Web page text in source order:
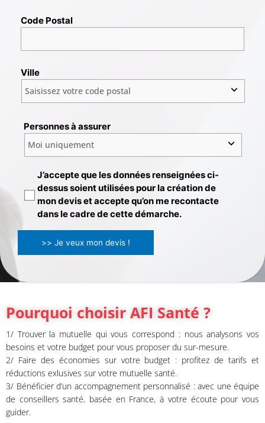
Code Postal
Ville
Personnes à assurer
J’accepte que les données renseignées ci-
dessus soient utilisées pour la création de
mon devis et accepte qu’on me recontacte
dans le cadre de cette démarche.
>> Je veux mon devis !
Pourquoi choisir AFI Santé ?
1/ Trouver la mutuelle qui vous correspond : nous analysons vos
besoins et votre budget pour vous proposer du sur-mesure.
2/ Faire des économies sur votre budget : profitez de tarifs et
réductions exlusives sur votre mutuelle santé.
3/ Bénéficier d’un accompagnement personnalisé : avec une équipe
de conseillers santé, basée en France, à votre écoute pour vous
guider.